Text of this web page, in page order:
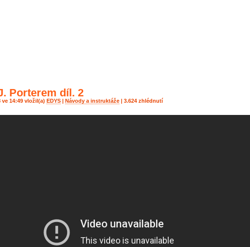
Porterem díl. 2
ve 14:49 vložil(a) EDYS | Návody a instruktáže | 3.624 zhlédnutí